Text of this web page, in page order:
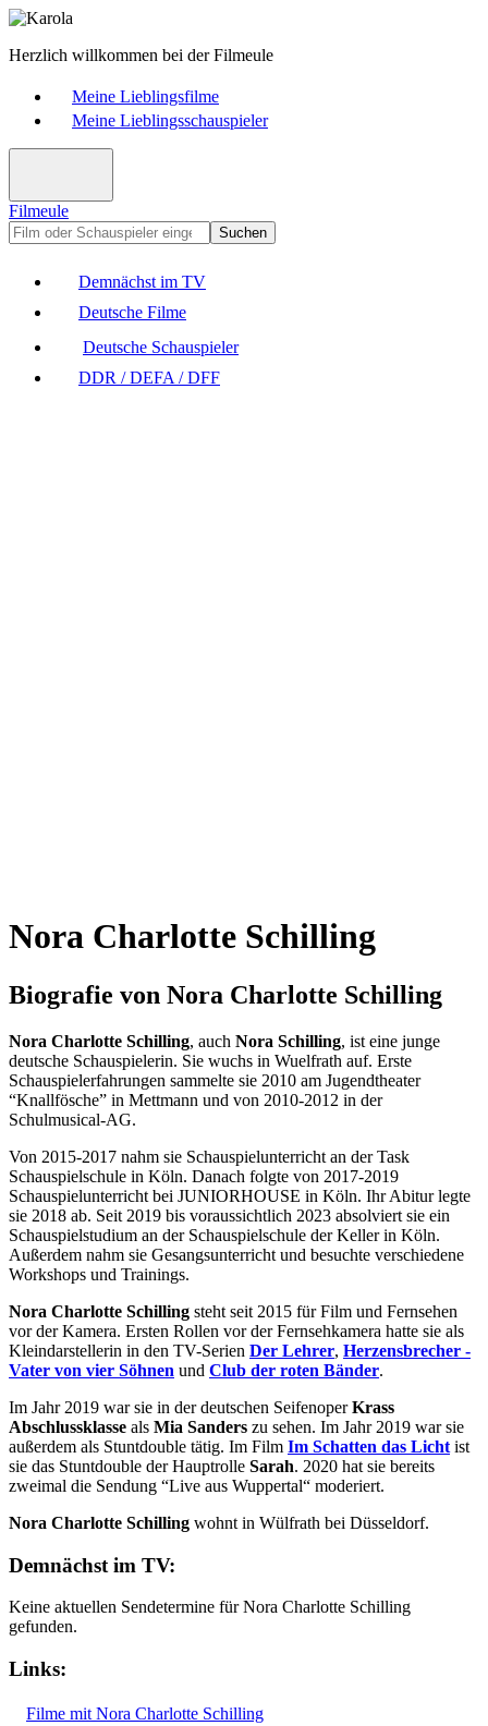
Herzlich willkommen bei der Filmeule
Meine Lieblingsfilme
Meine Lieblingsschauspieler
Filmeule
Suchen
Demnächst im TV
Deutsche Filme
Deutsche Schauspieler
DDR / DEFA / DFF
Nora Charlotte Schilling
Biografie von Nora Charlotte Schilling
Nora Charlotte Schilling, auch Nora Schilling, ist eine junge
deutsche Schauspielerin. Sie wuchs in Wuelfrath auf. Erste
Schauspielerfahrungen sammelte sie 2010 am Jugendtheater
“Knallfösche” in Mettmann und von 2010-2012 in der
Schulmusical-AG.
Von 2015-2017 nahm sie Schauspielunterricht an der Task
Schauspielschule in Köln. Danach folgte von 2017-2019
Schauspielunterricht bei JUNIORHOUSE in Köln. Ihr Abitur legte
sie 2018 ab. Seit 2019 bis voraussichtlich 2023 absolviert sie ein
Schauspielstudium an der Schauspielschule der Keller in Köln.
Außerdem nahm sie Gesangsunterricht und besuchte verschiedene
Workshops und Trainings.
Nora Charlotte Schilling steht seit 2015 für Film und Fernsehen
vor der Kamera. Ersten Rollen vor der Fernsehkamera hatte sie als
Kleindarstellerin in den TV-Serien Der Lehrer, Herzensbrecher -
Vater von vier Söhnen und Club der roten Bänder.
Im Jahr 2019 war sie in der deutschen SeifenoperKrass
Abschlussklasse als Mia Sanders zu sehen. Im Jahr 2019 war sie
außerdem als Stuntdouble tätig. Im Film Im Schatten das Licht ist
sie das Stuntdouble der Hauptrolle Sarah. 2020 hat sie bereits
zweimal die Sendung “Live aus Wuppertal“ moderiert.
Nora Charlotte Schilling wohnt in Wülfrath bei Düsseldorf.
Demnächst im TV:
Keine aktuellen Sendetermine für Nora Charlotte Schilling
gefunden.
Links:
Filme mit Nora Charlotte Schilling